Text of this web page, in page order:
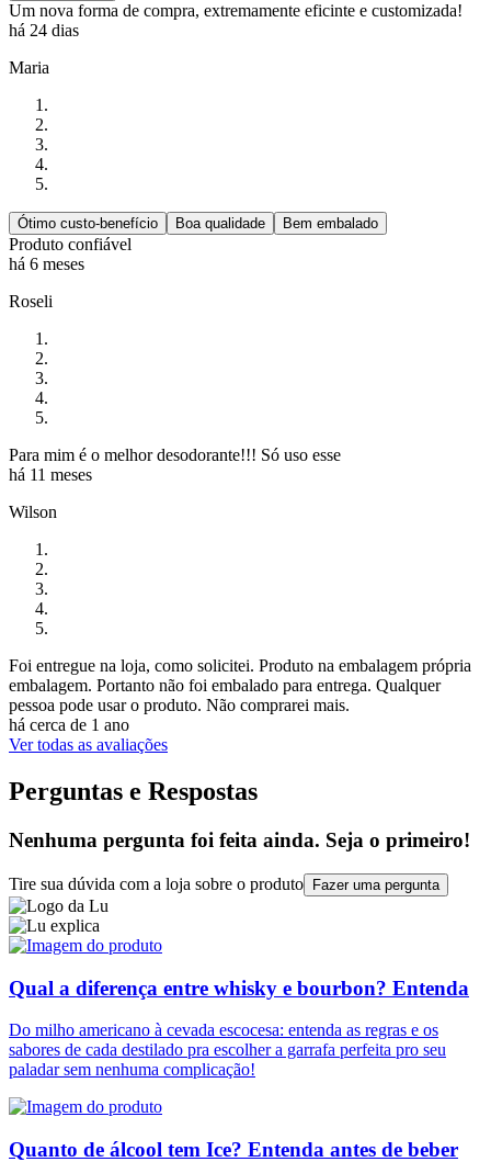
Um nova forma de compra, extremamente eficinte e customizada!
há 24 dias
Maria
Ótimo custo-benefício Boa qualidade Bem embalado
Produto confiável
há 6 meses
Roseli
Para mim é o melhor desodorante!!! Só uso esse
há 11 meses
Wilson
Foi entregue na loja, como solicitei. Produto na embalagem própria
embalagem. Portanto não foi embalado para entrega. Qualquer
pessoa pode usar o produto. Não comprarei mais.
há cerca de 1 ano
Ver todas as avaliações
Perguntas e Respostas
Nenhuma pergunta foi feita ainda. Seja o primeiro!
Tire sua dúvida com a loja sobre o produto Fazer uma pergunta
Qual a diferença entre whisky e bourbon? Entenda
Do milho americano à cevada escocesa: entenda as regras e os
sabores de cada destilado pra escolher a garrafa perfeita pro seu
paladar sem nenhuma complicação!
Quanto de álcool tem Ice? Entenda antes de beber